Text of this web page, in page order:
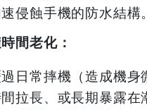
侵蝕手機的防水結構。
間老化：
日常摔機（造成機身
拉長、或長期暴露在